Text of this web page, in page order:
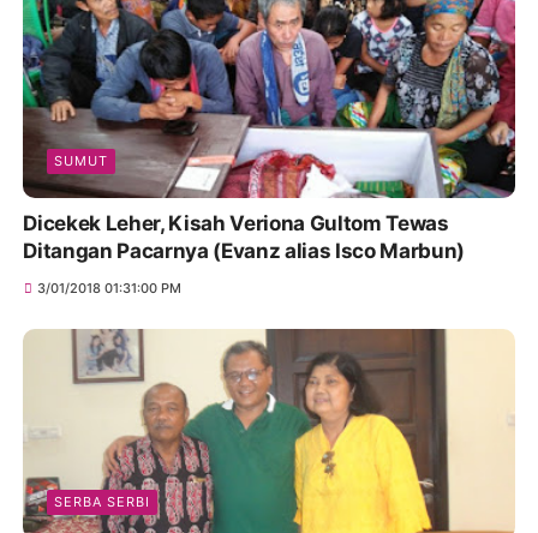
SUMUT
Dicekek Leher, Kisah Veriona Gultom Tewas
Ditangan Pacarnya (Evanz alias Isco Marbun)
3/01/2018 01:31:00 PM
SERBA SERBI